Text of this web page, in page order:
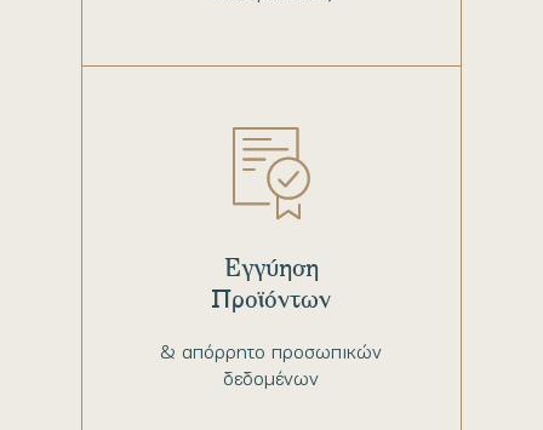
& απόρρητο προσωπικών
δεδομένων
Εγγύηση
Προϊόντων